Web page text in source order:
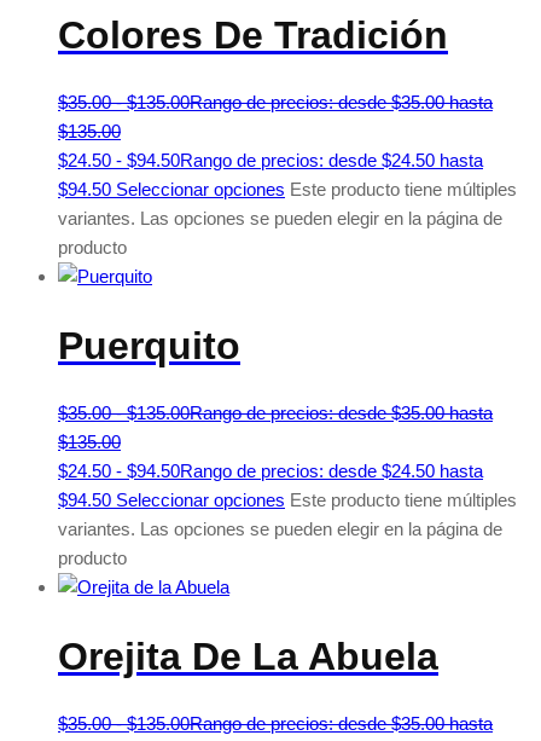
Colores De Tradición
$35.00 - $135.00Rango de precios: desde $35.00 hasta
$135.00
$24.50 - $94.50Rango de precios: desde $24.50 hasta
$94.50 Seleccionar opciones Este producto tiene múltiples
variantes. Las opciones se pueden elegir en la página de
producto
Puerquito
$35.00 - $135.00Rango de precios: desde $35.00 hasta
$135.00
$24.50 - $94.50Rango de precios: desde $24.50 hasta
$94.50 Seleccionar opciones Este producto tiene múltiples
variantes. Las opciones se pueden elegir en la página de
producto
Orejita De La Abuela
$35.00 - $135.00Rango de precios: desde $35.00 hasta